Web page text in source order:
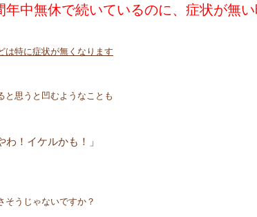
中無休で続いているのに、症状が無
特に症状が無くなります
と思うと凹むようなことも
！イケルかも！」
そうじゃないですか？